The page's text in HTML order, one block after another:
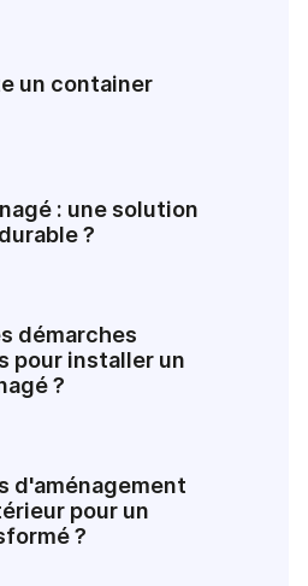
un container
: une solution
?
démarches
pour installer un
?
d'aménagement
pour un
?